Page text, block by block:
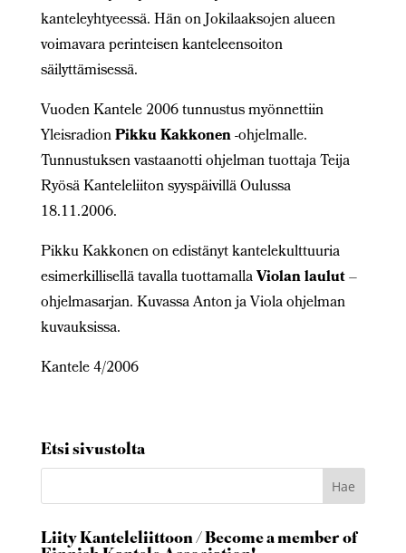
kanteleyhtyeessä. Hän on Jokilaaksojen alueen
voimavara perinteisen kanteleensoiton
säilyttämisessä.
Vuoden Kantele 2006 tunnustus myönnettiin
YleisradionPikku Kakkonen-ohjelmalle.
Tunnustuksen vastaanotti ohjelman tuottaja Teija
Ryösä Kanteleliiton syyspäivillä Oulussa
18.11.2006.
Pikku Kakkonen on edistänyt kantelekulttuuria
esimerkillisellä tavalla tuottamallaViolan laulut–
ohjelmasarjan. Kuvassa Anton ja Viola ohjelman
kuvauksissa.
Kantele 4/2006
Etsi sivustolta
Liity Kanteleliittoon / Become a member of